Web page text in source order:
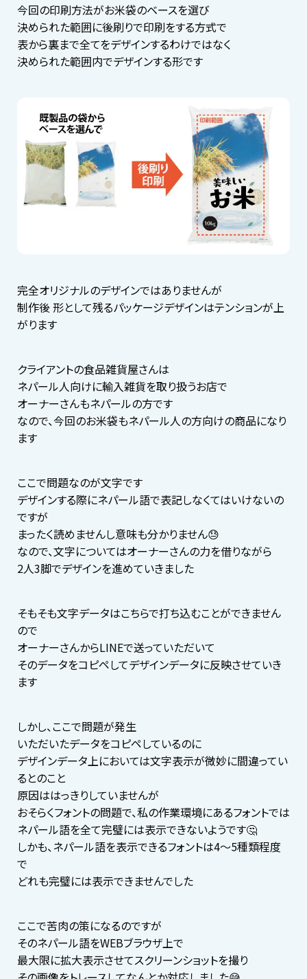
今回の印刷方法がお米袋のベースを選び
決められた範囲に後刷りで印刷をする方式で
表から裏まで全てをデザインするわけではなく
決められた範囲内でデザインする形です
完全オリジナルのデザインではありませんが
制作後 形として残るパッケージデザインはテンションが上
がります
クライアントの食品雑貨屋さんは
ネパール人向けに輸入雑貨を取り扱うお店で
オーナーさんもネパールの方です
なので、今回のお米袋もネパール人の方向けの商品になり
ます
ここで問題なのが文字です
デザインする際にネパール語で表記しなくてはいけないの
ですが
まったく読めませんし意味も分かりません😓
なので、文字についてはオーナーさんの力を借りながら
2人3脚でデザインを進めていきました
そもそも文字データはこちらで打ち込むことができません
ので
オーナーさんからLINEで送っていただいて
そのデータをコピペしてデザインデータに反映させていき
ます
しかし、ここで問題が発生
いただいたデータをコピペしているのに
デザインデータ上においては文字表示が微妙に間違ってい
るとのこと
原因ははっきりしていませんが
おそらくフォントの問題で、私の作業環境にあるフォントでは
ネパール語を全て完璧には表示できないようです🤔
しかも、ネパール語を表示できるフォントは4〜5種類程度
で
どれも完璧には表示できませんでした
ここで苦肉の策になるのですが
そのネパール語をWEBブラウザ上で
最大限に拡大表示させてスクリーンショットを撮り